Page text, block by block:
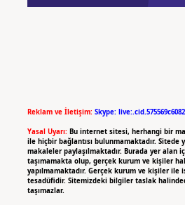
Reklam ve İletişim: Skype:
Yasal Uyarı: Bu internet sitesi, herhangi bir
ile hiçbir bağlantısı bulunmamaktadır. Sitede
makaleler paylaşılmaktadır. Burada yer alan
taşımamakta olup, gerçek kurum ve kişiler
yapılmamaktadır. Gerçek kurum ve kişiler
tesadüfidir. Sitemizdeki bilgiler taslak
taşımazlar.